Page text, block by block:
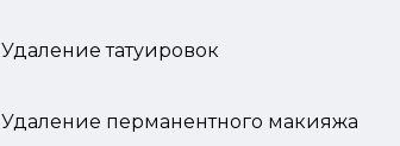
Удаление татуировок
Удаление перманентного макияжа